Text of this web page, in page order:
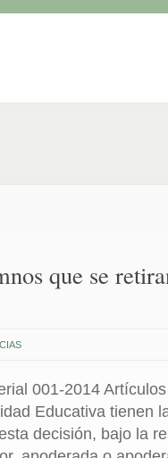
que se
001-2014
Educativa tienen
decisión, bajo la